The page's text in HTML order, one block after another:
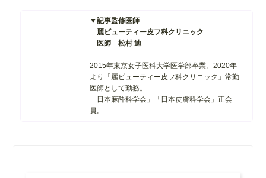
▼記事監修医師
麗ビューティー皮フ科クリニック
医師 松村 迪
2015年東京女子医科大学医学部卒業。 2020年
より「麗ビューティー皮フ科クリニック」常勤
医師として勤務。
「日本麻酔科学会」「日本皮膚科学会」 正会
員。